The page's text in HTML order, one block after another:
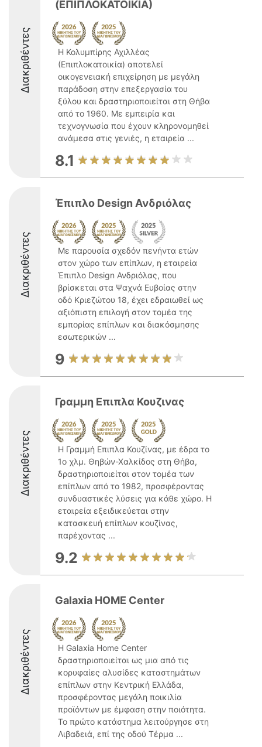
Διακριθέντες
(ΕΠΙΠΛΟΚΑΤΟΙΚΙΑ)
Η Κολυμπίρης Αχιλλέας
(Επιπλοκατοικία) αποτελεί
οικογενειακή επιχείρηση με μεγάλη
παράδοση στην επεξεργασία του
ξύλου και δραστηριοποιείται στη Θήβα
από το 1960. Με εμπειρία και
τεχνογνωσία που έχουν κληρονομηθεί
ανάμεσα στις γενιές, η εταιρεία ...
8.1
Διακριθέντες
Έπιπλο Design Ανδριόλας
Με παρουσία σχεδόν πενήντα ετών
στον χώρο των επίπλων, η εταιρεία
Έπιπλο Design Ανδριόλας, που
βρίσκεται στα Ψαχνά Ευβοίας στην
οδό Κριεζώτου 18, έχει εδραιωθεί ως
αξιόπιστη επιλογή στον τομέα της
εμπορίας επίπλων και διακόσμησης
εσωτερικών ...
9
Διακριθέντες
Γραμμη Επιπλα Κουζινας
Η Γραμμή Επιπλα Κουζίνας, με έδρα το
1ο χλμ. Θηβών-Χαλκίδος στη Θήβα,
δραστηριοποιείται στον τομέα των
επίπλων από το 1982, προσφέροντας
συνδυαστικές λύσεις για κάθε χώρο. Η
εταιρεία εξειδικεύεται στην
κατασκευή επίπλων κουζίνας,
παρέχοντας ...
9.2
Διακριθέντες
Galaxia HOME Center
Η Galaxia Home Center
δραστηριοποιείται ως μια από τις
κορυφαίες αλυσίδες καταστημάτων
επίπλων στην Κεντρική Ελλάδα,
προσφέροντας μεγάλη ποικιλία
προϊόντων με έμφαση στην ποιότητα.
Το πρώτο κατάστημα λειτούργησε στη
Λιβαδειά, επί της οδού Τέρμα ...